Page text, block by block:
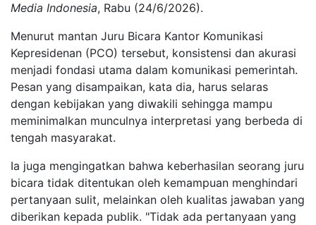
Media Indonesia, Rabu (24/6/2026).
Menurut mantan Juru Bicara Kantor Komunikasi
Kepresidenan (PCO) tersebut, konsistensi dan akurasi
menjadi fondasi utama dalam komunikasi pemerintah.
Pesan yang disampaikan, kata dia, harus selaras
dengan kebijakan yang diwakili sehingga mampu
meminimalkan munculnya interpretasi yang berbeda di
tengah masyarakat.
Ia juga mengingatkan bahwa keberhasilan seorang juru
bicara tidak ditentukan oleh kemampuan menghindari
pertanyaan sulit, melainkan oleh kualitas jawaban yang
diberikan kepada publik. "Tidak ada pertanyaan yang